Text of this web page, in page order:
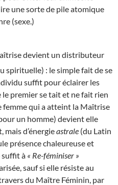
une sorte de pile atomique
(sexe.)
devient un distributeur
spirituelle) : le simple fait de se
suffit pour éclairer les
le premier se tait et ne fait rien
femme qui a atteint la Maîtrise
un homme) devient elle
d’énergieastrale (du Latin
présence chaleureuse et
suffit à « Re-féminiser »
sauf si elle résiste au
du Maître Féminin, par